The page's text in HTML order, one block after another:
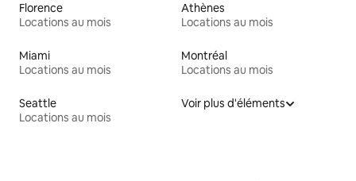
Florence
Locations au mois
Athènes
Locations au mois
Miami
Locations au mois
Montréal
Locations au mois
Seattle
Locations au mois
Voir plus d'éléments